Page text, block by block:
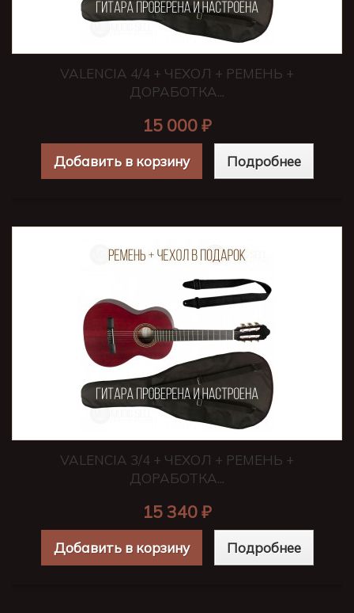
VALENCIA 4/4 + ЧЕХОЛ + РЕМЕНЬ +
ДОРАБОТКА...
15 000 ₽
Добавить в корзину Подробнее
VALENCIA 3/4 + ЧЕХОЛ + РЕМЕНЬ +
ДОРАБОТКА...
15 340 ₽
Добавить в корзину Подробнее